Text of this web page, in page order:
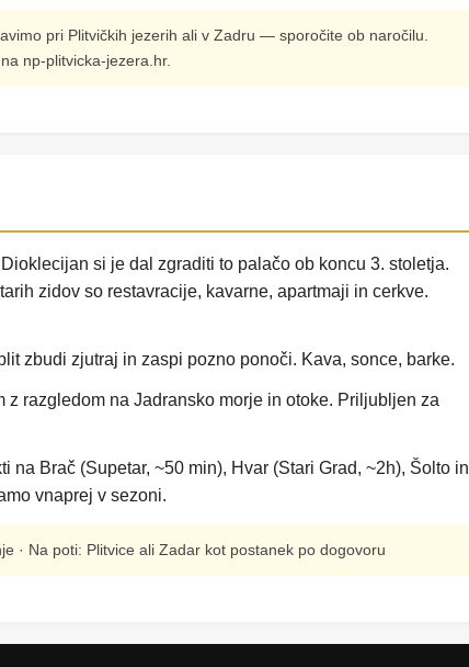
pri Plitvičkih jezerih ali v Zadru — sporočite ob naročilu.
np-plitvicka-jezera.hr.
si je dal zgraditi to palačo ob koncu 3. stoletja.
zidov so restavracije, kavarne, apartmaji in cerkve.
zbudi zjutraj in zaspi pozno ponoči. Kava, sonce, barke.
razgledom na Jadransko morje in otoke. Priljubljen za
na Brač (Supetar, ~50 min), Hvar (Stari Grad, ~2h), Šolto in
vnaprej v sezoni.
· Na poti: Plitvice ali Zadar kot postanek po dogovoru